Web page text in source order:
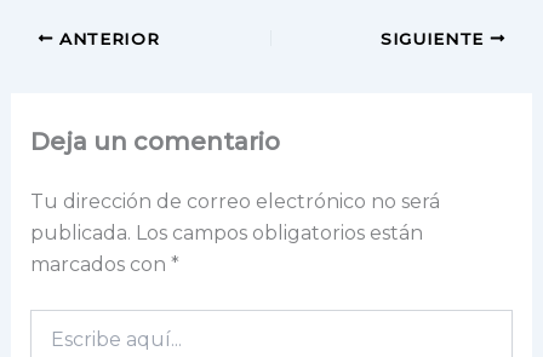
ANTERIOR SIGUIENTE
Deja un comentario
Tu dirección de correo electrónico no será
publicada. Los campos obligatorios están
marcados con *
aquí...